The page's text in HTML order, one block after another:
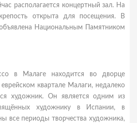
располагается концертный зал. На
открыта для посещения. В
Национальным Памятником
в Малаге находится во дворце
квартале Малаги, недалеко
художник. Он является одним из
художнику в Испании, в
все периоды творчества художника,